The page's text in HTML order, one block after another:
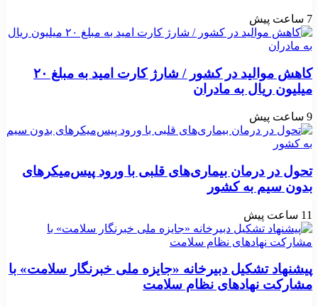
7 ساعت پیش
کاهش موالید در کشور / شارژ کارت امید به مبلغ ۲۰
میلیون ریال به مادران
9 ساعت پیش
تحول در درمان بیماری‌های قلبی با ورود پیس‌میکرهای
بدون سیم به کشور
11 ساعت پیش
پیشنهاد تشکیل دبیرخانه «جایزه ملی خبرنگار سلامت» با
مشارکت نهادهای نظام سلامت